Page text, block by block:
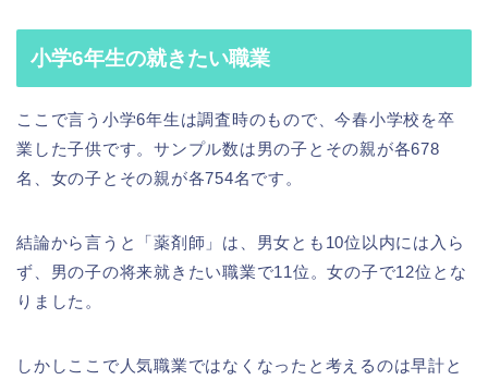
小学6年生の就きたい職業
ここで言う小学6年生は調査時のもので、今春小学校を卒
業した子供です。サンプル数は男の子とその親が各678
名、女の子とその親が各754名です。
結論から言うと「薬剤師」は、男女とも10位以内には入ら
ず、男の子の将来就きたい職業で11位。女の子で12位とな
りました。
しかしここで人気職業ではなくなったと考えるのは早計と